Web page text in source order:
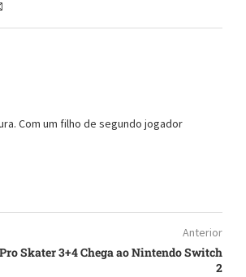
Com um filho de segundo jogador
Anterior
Skater 3+4 Chega ao Nintendo Switch
2